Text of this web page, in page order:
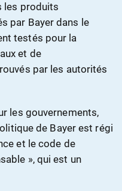
les produits
par Bayer dans le
testés pour la
et de
par les autorités
les gouvernements,
de Bayer est régi
et le code de
», qui est un